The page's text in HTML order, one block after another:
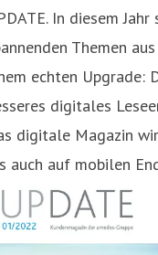
In diesem
Themen
echten Upgrade:
digitales
digitale Magazin
auch auf mobilen